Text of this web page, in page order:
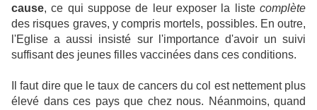
cause, ce qui suppose de leur exposer la liste complète
des risques graves, y compris mortels, possibles. En outre,
l'Eglise a aussi insisté sur l'importance d'avoir un suivi
suffisant des jeunes filles vaccinées dans ces conditions.
Il faut dire que le taux de cancers du col est nettement plus
élevé dans ces pays que chez nous. Néanmoins, quand